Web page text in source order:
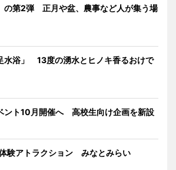
の第2弾 正月や盆、農事など人が集う場
水浴」 13度の湧水とヒノキ香るおけで
ント10月開催へ 高校生向け企画を新設
験アトラクション みなとみらい